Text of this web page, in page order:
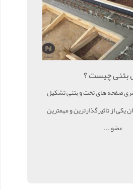
بتنی چیست ؟
صفحه های تخت و بتنی تشکیل
از تاثیرگذارترین و مهمترین
عضو ...